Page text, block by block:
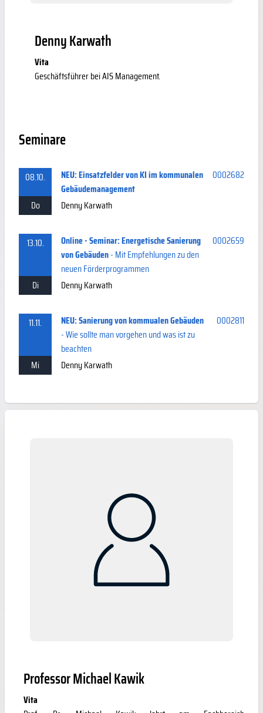
Denny Karwath
Vita
Geschäftsführer bei AIS Management.
Seminare
08.10.
NEU: Einsatzfelder von KI im kommunalen
Gebäudemanagement
0002682
Do Denny Karwath
13.10.
Online - Seminar: Energetische Sanierung
von Gebäuden- Mit Empfehlungen zu den
neuen Förderprogrammen
0002659
Di Denny Karwath
11.11.
NEU: Sanierung von kommualen Gebäuden
- Wie sollte man vorgehen und was ist zu
beachten
0002811
Mi Denny Karwath
Professor Michael Kawik
Vita